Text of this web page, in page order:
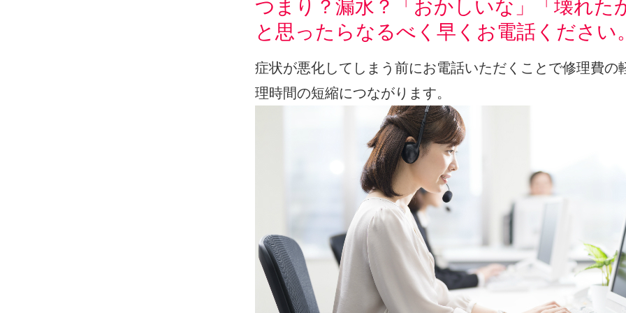
つまり？漏水？「おかしいな」「壊れた
と思ったらなるべく早くお電話ください
症状が悪化してしまう前にお電話いただくことで修理費の
理時間の短縮につながります。